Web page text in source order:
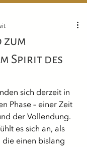
zum
Spirit des
sich derzeit in
Phase – einer Zeit
der Vollendung.
es sich an, als
einen bislang